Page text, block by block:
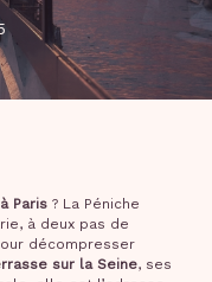
Paris? La Péniche
à deux pas de
décompresser
sur la Seine, ses